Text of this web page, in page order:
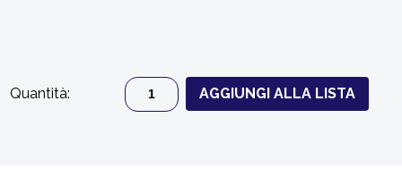
Quantità: AGGIUNGI ALLA LISTA